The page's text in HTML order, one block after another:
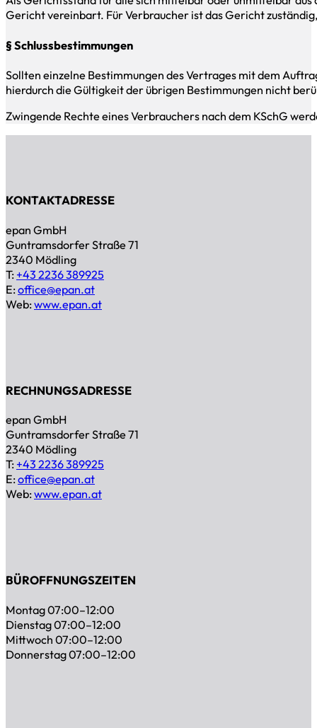
Gericht vereinbart. Für Verbraucher ist das Gericht
§ Schlussbestimmungen
Sollten einzelne Bestimmungen des Vertrages mit dem
hierdurch die Gültigkeit der übrigen Bestimmungen nicht
Zwingende Rechte eines Verbrauchers nach dem KSchG
KONTAKTADRESSE
epan GmbH
Guntramsdorfer Straße 71
2340 Mödling
T: +43 2236 389925
E:office@epan.at
Web:www.epan.at
RECHNUNGSADRESSE
epan GmbH
Guntramsdorfer Straße 71
2340 Mödling
T: +43 2236 389925
E:office@epan.at
Web:www.epan.at
BÜROFFNUNGSZEITEN
Montag 07:00–12:00
Dienstag 07:00–12:00
Mittwoch 07:00–12:00
Donnerstag 07:00–12:00